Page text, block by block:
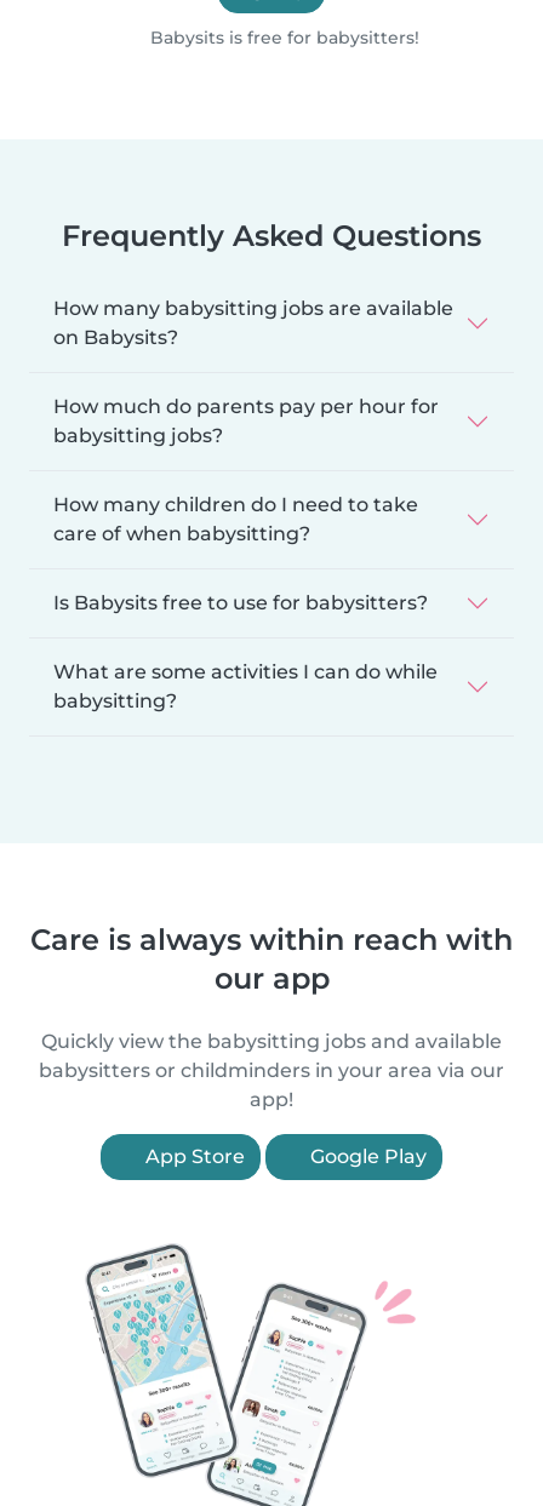
Babysits is free for babysitters!
Frequently Asked Questions
How many babysitting jobs are available
on Babysits?
How much do parents pay per hour for
babysitting jobs?
How many children do I need to take
care of when babysitting?
Is Babysits free to use for babysitters?
What are some activities I can do while
babysitting?
Care is always within reach with
our app
Quickly view the babysitting jobs and available
babysitters or childminders in your area via our
app!
App Store Google Play